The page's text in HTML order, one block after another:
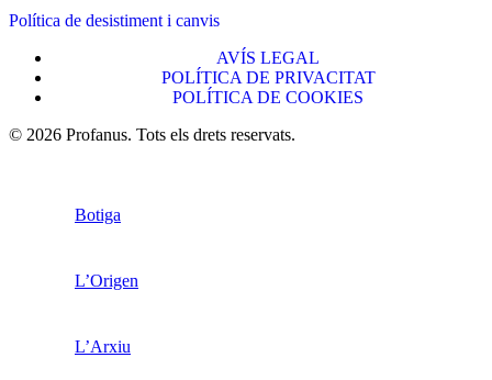
Política de desistiment i canvis
AVÍS LEGAL
POLÍTICA DE PRIVACITAT
POLÍTICA DE COOKIES
© 2026 Profanus. Tots els drets reservats.
Botiga
L’Origen
L’Arxiu